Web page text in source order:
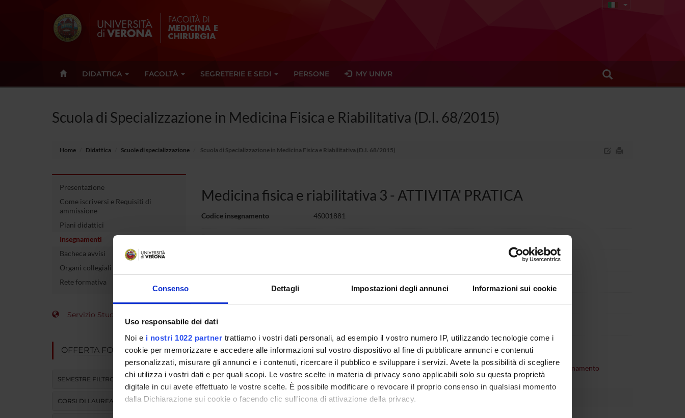
Consenso Dettagli Impostazioni degli annunci Informazioni sui cookie
Uso responsabile dei dati
Noi e i nostri 1022 partner trattiamo i vostri dati personali, ad esempio il vostro numero IP, utilizzando tecnologie come i
cookie per memorizzare e accedere alle informazioni sul vostro dispositivo al fine di pubblicare annunci e contenuti
personalizzati, misurare gli annunci e i contenuti, ricercare il pubblico e sviluppare i servizi. Avete la possibilità di scegliere
chi utilizza i vostri dati e per quali scopi. Le vostre scelte in materia di privacy sono applicabili solo su questa proprietà
digitale in cui avete effettuato le vostre scelte. È possibile modificare o revocare il proprio consenso in qualsiasi momento
dalla Dichiarazione sui cookie o facendo clic sull'icona di attivazione della privacy.
DIDATTICA FACOLTÀ SEGRETERIE E SEDI PERSONE MY UNIVR
Scuola di Specializzazione in Medicina Fisica e Riabilitativa (D.I. 68/2015)
Home Didattica Scuole di specializzazione Scuola di Specializzazione in Medicina Fisica e Riabilitativa (D.I. 68/2015)
Presentazione
Come iscriversi e Requisiti di
ammissione
Piani didattici
Insegnamenti
Bacheca avvisi
Organi collegiali e di governo
Rete formativa
Servizio Studenti Internazionali
OFFERTA FORMATIVA
SEMESTRE FILTRO
CORSI DI LAUREA
Medicina fisica e riabilitativa 3 - ATTIVITA' PRATICA
Codice insegnamento 4S001881
Docente non ancora assegnato
Lingua di erogazione
Sede
non ancora assegnato
Per visualizzare la struttura dell'insegnamento a cui questo modulo appartiene, consultare organizzazione dell'insegnamento
TESTI DI RIFERIMENTO